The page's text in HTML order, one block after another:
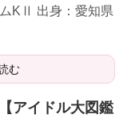
KⅡ 出身：愛知県
む
アイドル大図鑑